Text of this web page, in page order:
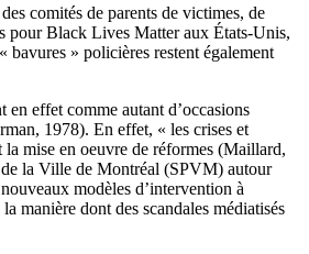
comités de parents de victimes, de
pour Black Lives Matter aux États-Unis,
bavures » policières restent également
effet comme autant d’occasions
1978). En effet, « les crises et
la mise en oeuvre de réformes (Maillard,
de la Ville de Montréal (SPVM) autour
modèles d’intervention à
manière dont des scandales médiatisés